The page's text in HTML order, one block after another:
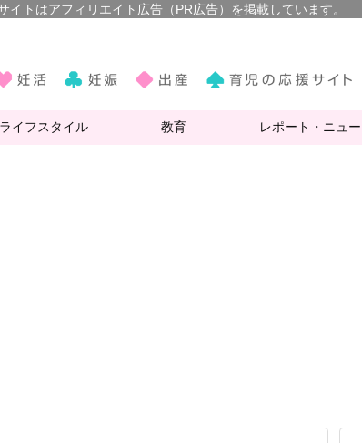
ライフスタイル 教育 レポート・ニュ